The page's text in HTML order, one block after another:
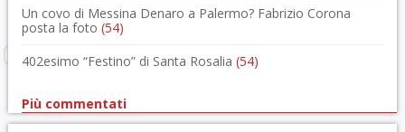
Un covo di Messina Denaro a Palermo? Fabrizio Corona
posta la foto (54)
402esimo “Festino” di Santa Rosalia (54)
Più commentati